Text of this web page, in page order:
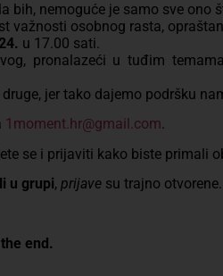
bih, nemoguće je samo sve ono
važnosti osobnog rasta,
u 17.00 sati.
pronalazeći u tuđim
jer tako dajemo podršku
1moment.hr@gmail.com.
se i prijaviti kako biste primali
u grupi, prijave su trajno otvorene.
end.